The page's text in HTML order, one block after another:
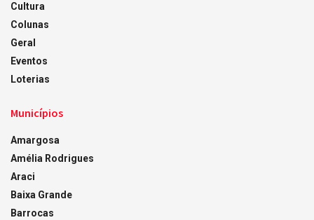
Cultura
Colunas
Geral
Eventos
Loterias
Municípios
Amargosa
Amélia Rodrigues
Araci
Baixa Grande
Barrocas